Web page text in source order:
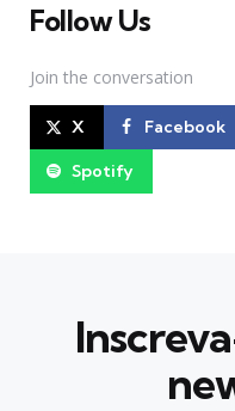
Follow Us
Join the conversation
X Facebook
Spotify